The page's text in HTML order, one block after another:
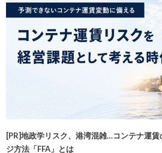
[PR]地政学リスク、港湾混雑…コンテナ運
ジ方法「FFA」とは